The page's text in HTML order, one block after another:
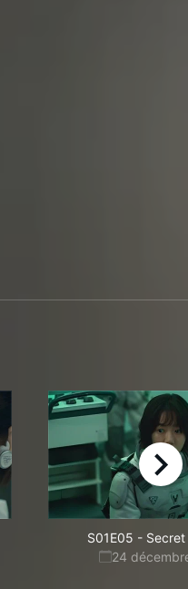
S01E05 -
24
right